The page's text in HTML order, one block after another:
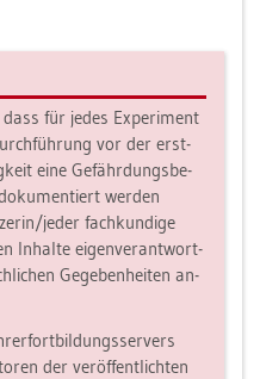
für jedes Ex­pe­ri­ment
vor der erst­
eine Ge­fähr­dungs­be­
wer­den
jeder fach­kun­di­ge
In­hal­te ei­gen­ver­ant­wort­
Ge­ge­ben­hei­ten an­
der ver­öf­fent­lich­ten